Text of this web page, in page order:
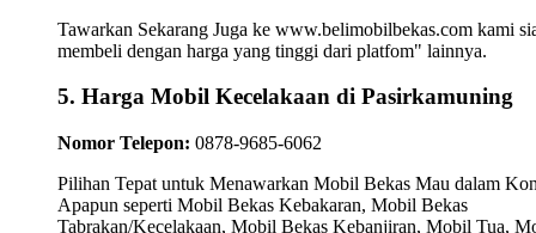
Tawarkan Sekarang Juga ke www.belimobilbekas.com kami
membeli dengan harga yang tinggi dari platfom" lainnya.
5. Harga Mobil Kecelakaan di Pasirkamuning
Nomor Telepon: 0878-9685-6062
Pilihan Tepat untuk Menawarkan Mobil Bekas Mau dalam
Apapun seperti Mobil Bekas Kebakaran, Mobil Bekas
Tabrakan/Kecelakaan, Mobil Bekas Kebanjiran, Mobil Tua,